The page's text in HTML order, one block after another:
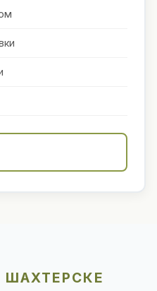
ШАХТЕРСКЕ